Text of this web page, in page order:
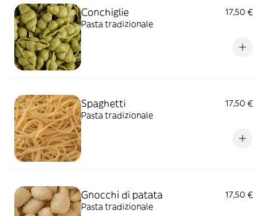
Conchiglie
17,50 €
Pasta tradizionale
Spaghetti
17,50 €
Pasta tradizionale
Gnocchi di patata
17,50 €
Pasta tradizionale